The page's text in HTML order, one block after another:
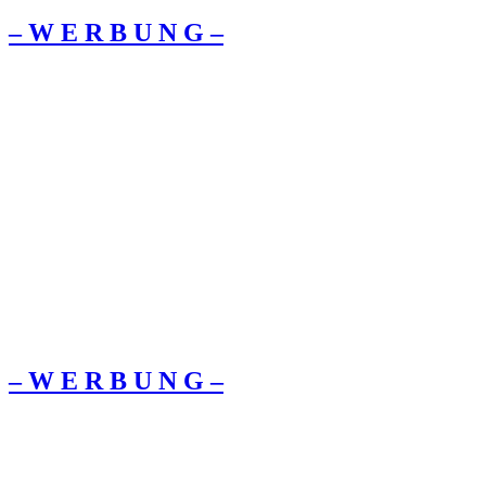
– W Ε R Β U Ν G –
– W Ε R Β U Ν G –